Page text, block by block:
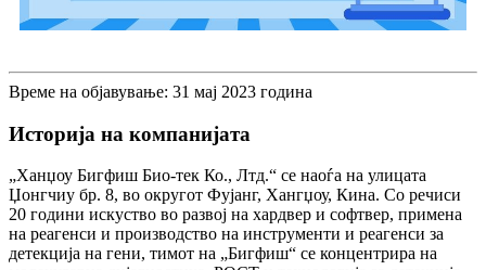
Време на објавување: 31 мај 2023 година
Историја на компанијата
„Ханџоу Бигфиш Био-тек Ко., Лтд.“ се наоѓа на улицата
Џонгчиу бр. 8, во округот Фујанг, Хангџоу, Кина. Со речиси
20 години искуство во развој на хардвер и софтвер, примена
на реагенси и производство на инструменти и реагенси за
детекција на гени, тимот на „Бигфиш“ се концентрира на